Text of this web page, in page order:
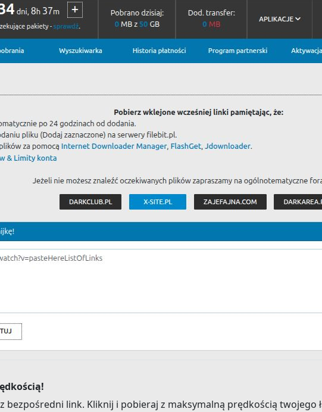
bezpośredni link. Kliknij i pobieraj z maksymalną prędkością twojego